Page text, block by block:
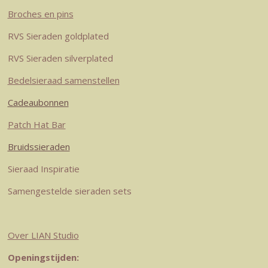
r
a
e
s
n
Broches en pins
RVS Sieraden goldplated
RVS Sieraden silverplated
Bedelsieraad samenstellen
Cadeaubonnen
Patch Hat Bar
Bruidssieraden
Sieraad Inspiratie
Samengestelde sieraden sets
Over LIAN Studio
Openingstijden: